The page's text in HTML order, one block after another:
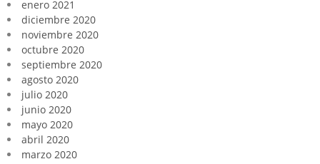
enero 2021
diciembre 2020
noviembre 2020
octubre 2020
septiembre 2020
agosto 2020
julio 2020
junio 2020
mayo 2020
abril 2020
marzo 2020